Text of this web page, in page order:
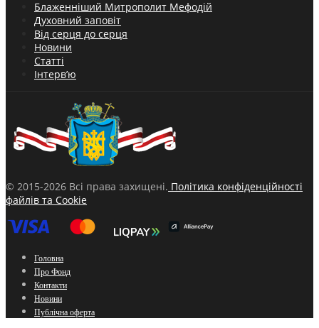
Блаженніший Митрополит Мефодій
Духовний заповіт
Від серця до серця
Новини
Статті
Інтерв’ю
© 2015-2026 Всі права захищені. Політика конфіденційності
файлів та Cookie
Головна
Про Фонд
Контакти
Новини
Публічна оферта